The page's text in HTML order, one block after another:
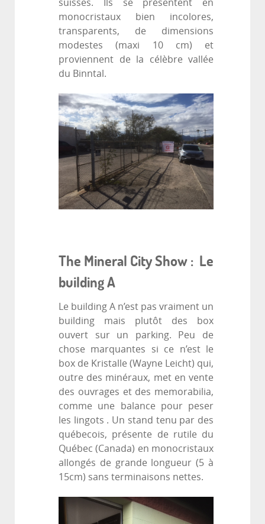
suisses. Ils se présentent en
monocristaux bien incolores,
transparents, de dimensions
modestes (maxi 10 cm) et
proviennent de la célèbre vallée
du Binntal.
The Mineral City Show : Le
building A
Le building A n’est pas vraiment un
building mais plutôt des box
ouvert sur un parking. Peu de
chose marquantes si ce n’est le
box de Kristalle (Wayne Leicht) qui,
outre des minéraux, met en vente
des ouvrages et des memorabilia,
comme une balance pour peser
les lingots . Un stand tenu par des
québecois, présente de rutile du
Québec (Canada) en monocristaux
allongés de grande longueur (5 à
15cm) sans terminaisons nettes.